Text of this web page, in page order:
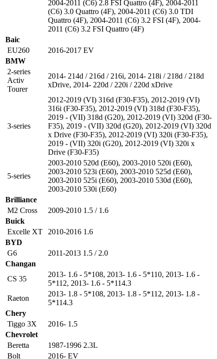
2004-2011 (C6) 2.8 FSI Quattro (4F), 2004-2011
(C6) 3.0 Quattro (4F), 2004-2011 (C6) 3.0 TDI
Quattro (4F), 2004-2011 (C6) 3.2 FSI (4F), 2004-
2011 (C6) 3.2 FSI Quattro (4F)
Baic
EU260
2016-2017 EV
BMW
2-series
Activ
Tourer
2014- 214d / 216d / 216i, 2014- 218i / 218d / 218d
xDrive, 2014- 220d / 220i / 220d xDrive
3-series
2012-2019 (VI) 316d (F30-F35), 2012-2019 (VI)
316i (F30-F35), 2012-2019 (VI) 318d (F30-F35),
2019 - (VII) 318d (G20), 2012-2019 (VI) 320d (F30-
F35), 2019 - (VII) 320d (G20), 2012-2019 (VI) 320d
x Drive (F30-F35), 2012-2019 (VI) 320i (F30-F35),
2019 - (VII) 320i (G20), 2012-2019 (VI) 320i x
Drive (F30-F35)
5-series
2003-2010 520d (E60), 2003-2010 520i (E60),
2003-2010 523i (E60), 2003-2010 525d (E60),
2003-2010 525i (E60), 2003-2010 530d (E60),
2003-2010 530i (E60)
Brilliance
M2 Cross
2009-2010 1.5 / 1.6
Buick
Excelle XT
2010-2016 1.6
BYD
G6
2011-2013 1.5 / 2.0
Changan
CS 35
2013- 1.6 - 5*108, 2013- 1.6 - 5*110, 2013- 1.6 -
5*112, 2013- 1.6 - 5*114.3
Raeton
2013- 1.8 - 5*108, 2013- 1.8 - 5*112, 2013- 1.8 -
5*114.3
Chery
Tiggo 3X
2016- 1.5
Chevrolet
Beretta
1987-1996 2.3L
Bolt
2016- EV